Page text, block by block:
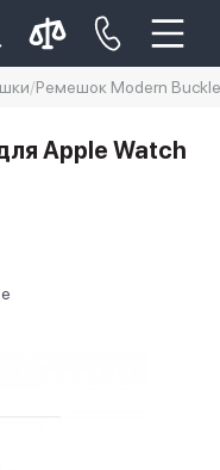
Ремешок Modern
Apple Watch